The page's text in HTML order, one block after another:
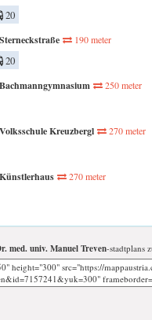
20
190 meter
20
250 meter
Kreuzbergl
270 meter
270 meter
med. univ. Manuel Treven-stadtplans